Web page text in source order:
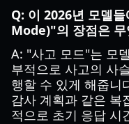
Q: 이 2026년 모델
Mode)"의 장점은 무
A: "사고 모드"는 모
부적으로 사고의 사
행할 수 있게 해줍니
감사 계획과 같은 복
적으로 초기 응답 시